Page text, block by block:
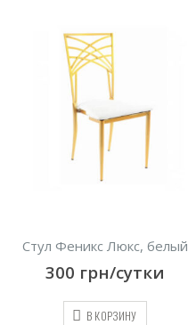
Стул Феникс Люкс, белый
300 грн/сутки
В КОРЗИНУ